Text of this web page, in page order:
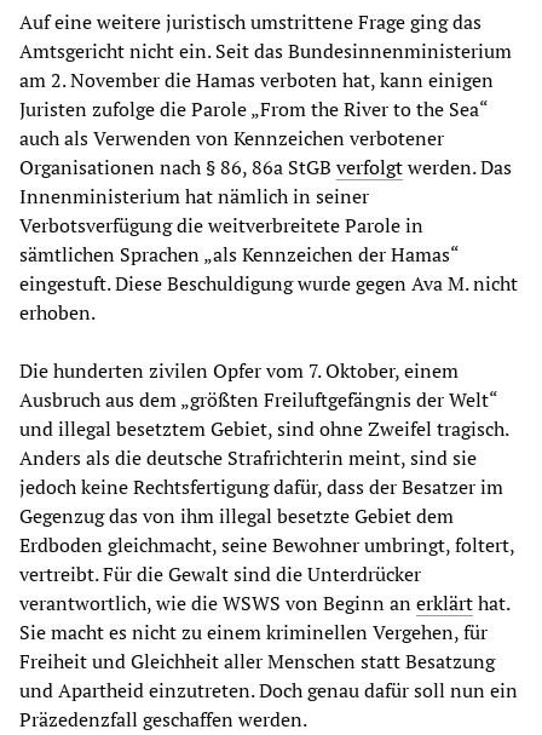
Auf eine weitere juristisch umstrittene Frage ging das
Amtsgericht nicht ein. Seit das Bundesinnenministerium
am 2. November die Hamas verboten hat, kann einigen
Juristen zufolge die Parole „From the River to the Sea“
auch als Verwenden von Kennzeichen verbotener
Organisationen nach § 86, 86a StGB verfolgtwerden. Das
Innenministerium hat nämlich in seiner
Verbotsverfügung die weitverbreitete Parole in
sämtlichen Sprachen „als Kennzeichen der Hamas“
eingestuft. Diese Beschuldigung wurde gegen Ava M. nicht
erhoben.
Die hunderten zivilen Opfer vom 7. Oktober, einem
Ausbruch aus dem „größten Freiluftgefängnis der Welt“
und illegal besetztem Gebiet, sind ohne Zweifel tragisch.
Anders als die deutsche Strafrichterin meint, sind sie
jedoch keine Rechtsfertigung dafür, dass der Besatzer im
Gegenzug das von ihm illegal besetzte Gebiet dem
Erdboden gleichmacht, seine Bewohner umbringt, foltert,
vertreibt. Für die Gewalt sind die Unterdrücker
verantwortlich, wie die WSWS von Beginn anerklärthat.
Sie macht es nicht zu einem kriminellen Vergehen, für
Freiheit und Gleichheit aller Menschen statt Besatzung
und Apartheid einzutreten. Doch genau dafür soll nun ein
Präzedenzfall geschaffen werden.